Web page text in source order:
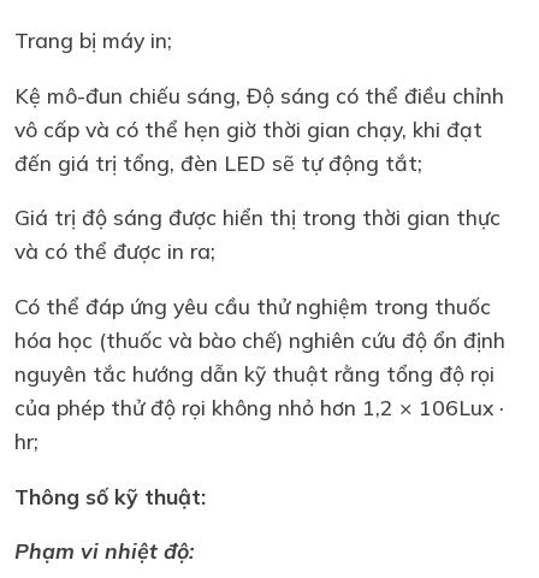
Trang bị máy in;
Kệ mô-đun chiếu sáng, Độ sáng có thể điều chỉnh
vô cấp và có thể hẹn giờ thời gian chạy, khi đạt
đến giá trị tổng, đèn LED sẽ tự động tắt;
Giá trị độ sáng được hiển thị trong thời gian thực
và có thể được in ra;
Có thể đáp ứng yêu cầu thử nghiệm trong thuốc
hóa học (thuốc và bào chế) nghiên cứu độ ổn định
nguyên tắc hướng dẫn kỹ thuật rằng tổng độ rọi
của phép thử độ rọi không nhỏ hơn 1,2 × 106Lux ·
hr;
Thông số kỹ thuật:
Phạm vi nhiệt độ: